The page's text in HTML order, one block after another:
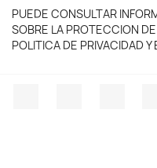
PUEDE CONSULTAR
SOBRE LA PROTECCION
POLITICA DE PRIVACIDAD